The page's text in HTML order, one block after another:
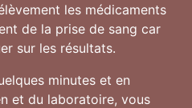
les médicaments
de la prise de sang car
sur les résultats.
minutes et en
et du laboratoire, vous